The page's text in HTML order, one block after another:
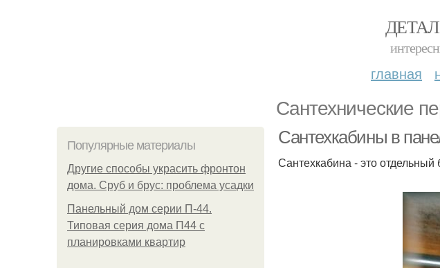
главная
Сантехнические
Популярные материалы
Другие способы украсить фронтон
дома. Сруб и брус: проблема усадки
Панельный дом серии П-44.
Типовая серия дома П44 с
планировками квартир
Сантехкабины в
Сантехкабина - это отдельный